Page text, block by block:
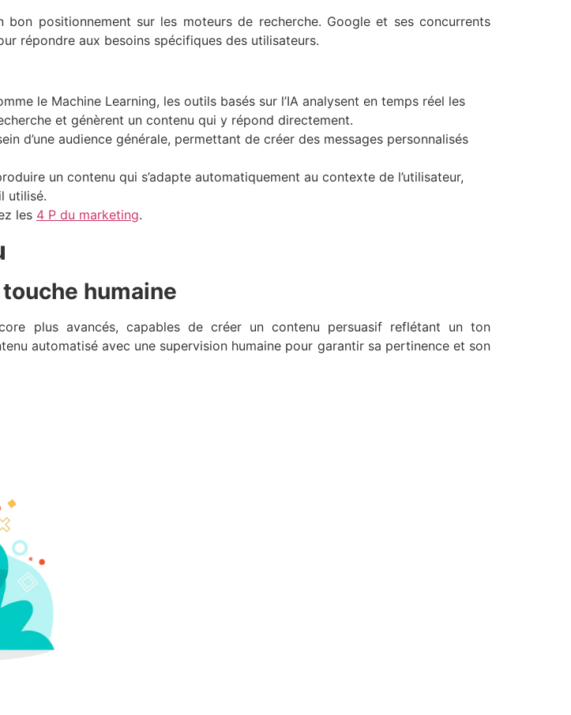
positionnement sur les moteurs de recherche. Google et ses concurrents
répondre aux besoins spécifiques des utilisateurs.
le Machine Learning, les outils basés sur l’IA analysent en temps réel les
et génèrent un contenu qui y répond directement.
d’une audience générale, permettant de créer des messages personnalisés
un contenu qui s’adapte automatiquement au contexte de l’utilisateur,
utilisé.
les 4 P du marketing.
touche humaine
plus avancés, capables de créer un contenu persuasif reflétant un ton
automatisé avec une supervision humaine pour garantir sa pertinence et son